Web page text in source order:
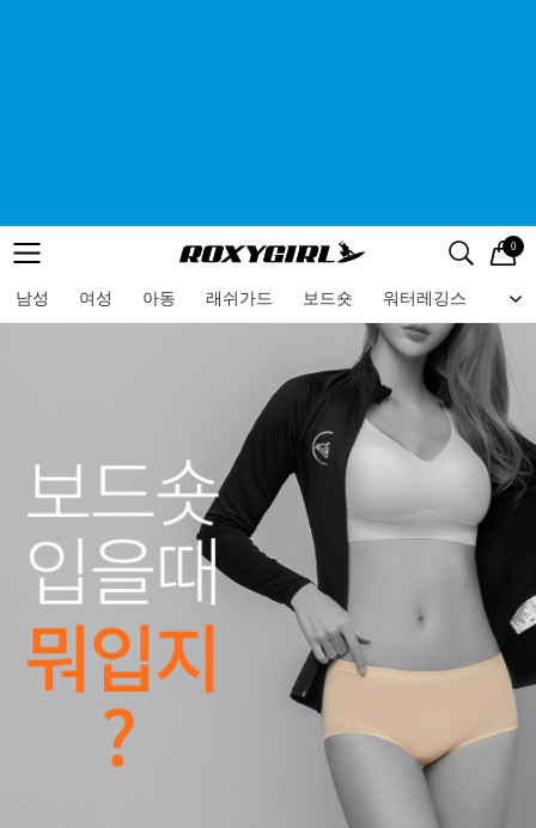
메뉴 검색
로고 0
남성 여성 아동 래쉬가드 보드숏 워터레깅스 비
메뉴